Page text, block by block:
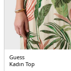
Guess
Kadın Top